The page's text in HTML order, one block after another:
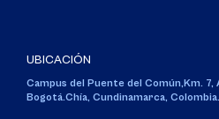
UBICACIÓN
Campus del Puente del Común,Km. 7,
Bogotá.Chía, Cundinamarca, Colombia.